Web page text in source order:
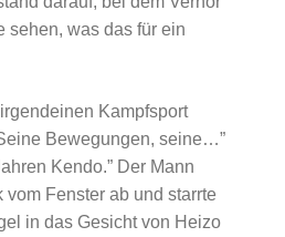
sehen, was das für ein
Kampfsport
Bewegungen, seine…”
Kendo.” Der Mann
Fenster ab und starrte
in das Gesicht von Heizo